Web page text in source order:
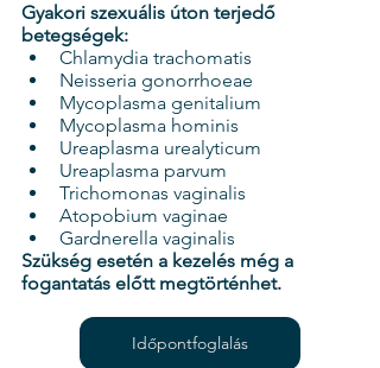
Gyakori szexuális úton terjedő
betegségek:
Chlamydia trachomatis
Neisseria gonorrhoeae
Mycoplasma genitalium
Mycoplasma hominis
Ureaplasma urealyticum
Ureaplasma parvum
Trichomonas vaginalis
Atopobium vaginae
Gardnerella vaginalis
Szükség esetén a kezelés még a
fogantatás előtt megtörténhet.
Időpontfoglalás